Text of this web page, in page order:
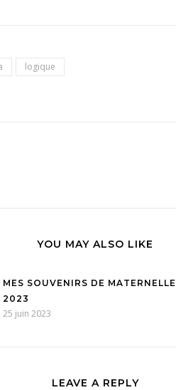
logique
YOU MAY ALSO LIKE
MES SOUVENIRS DE MATERNELLE
2023
25 juin 2023
LEAVE A REPLY